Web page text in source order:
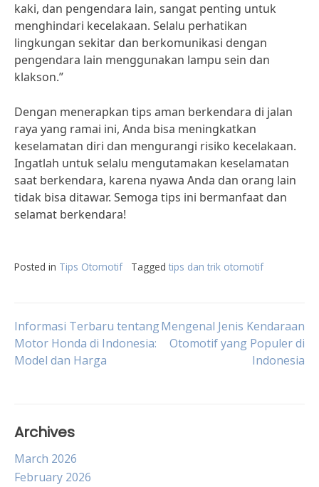
kaki, dan pengendara lain, sangat penting untuk
menghindari kecelakaan. Selalu perhatikan
lingkungan sekitar dan berkomunikasi dengan
pengendara lain menggunakan lampu sein dan
klakson.”
Dengan menerapkan tips aman berkendara di jalan
raya yang ramai ini, Anda bisa meningkatkan
keselamatan diri dan mengurangi risiko kecelakaan.
Ingatlah untuk selalu mengutamakan keselamatan
saat berkendara, karena nyawa Anda dan orang lain
tidak bisa ditawar. Semoga tips ini bermanfaat dan
selamat berkendara!
Posted in Tips Otomotif Tagged tips dan trik otomotif
Post
navigation
Informasi Terbaru tentang
Motor Honda di Indonesia:
Model dan Harga
Mengenal Jenis Kendaraan
Otomotif yang Populer di
Indonesia
Archives
March 2026
February 2026